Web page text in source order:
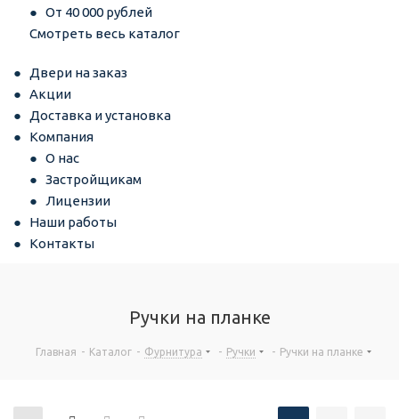
От 40 000 рублей
Смотреть весь каталог
Двери на заказ
Акции
Доставка и установка
Компания
О нас
Застройщикам
Лицензии
Наши работы
Контакты
Ручки на планке
Главная - Каталог - Фурнитура - Ручки - Ручки на планке